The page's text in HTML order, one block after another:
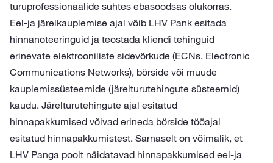
turuprofessionaalide suhtes ebasoodsas olukorras.
Eel-ja järelkauplemise ajal võib LHV Pank esitada
hinnanoteeringuid ja teostada kliendi tehinguid
erinevate elektrooniliste sidevõrkude (ECNs, Electronic
Communications Networks), börside või muude
kauplemissüsteemide (järelturutehingute süsteemid)
kaudu. Järelturutehingute ajal esitatud
hinnapakkumised võivad erineda börside tööajal
esitatud hinnapakkumistest. Sarnaselt on võimalik, et
LHV Panga poolt näidatavad hinnapakkumised eel-ja